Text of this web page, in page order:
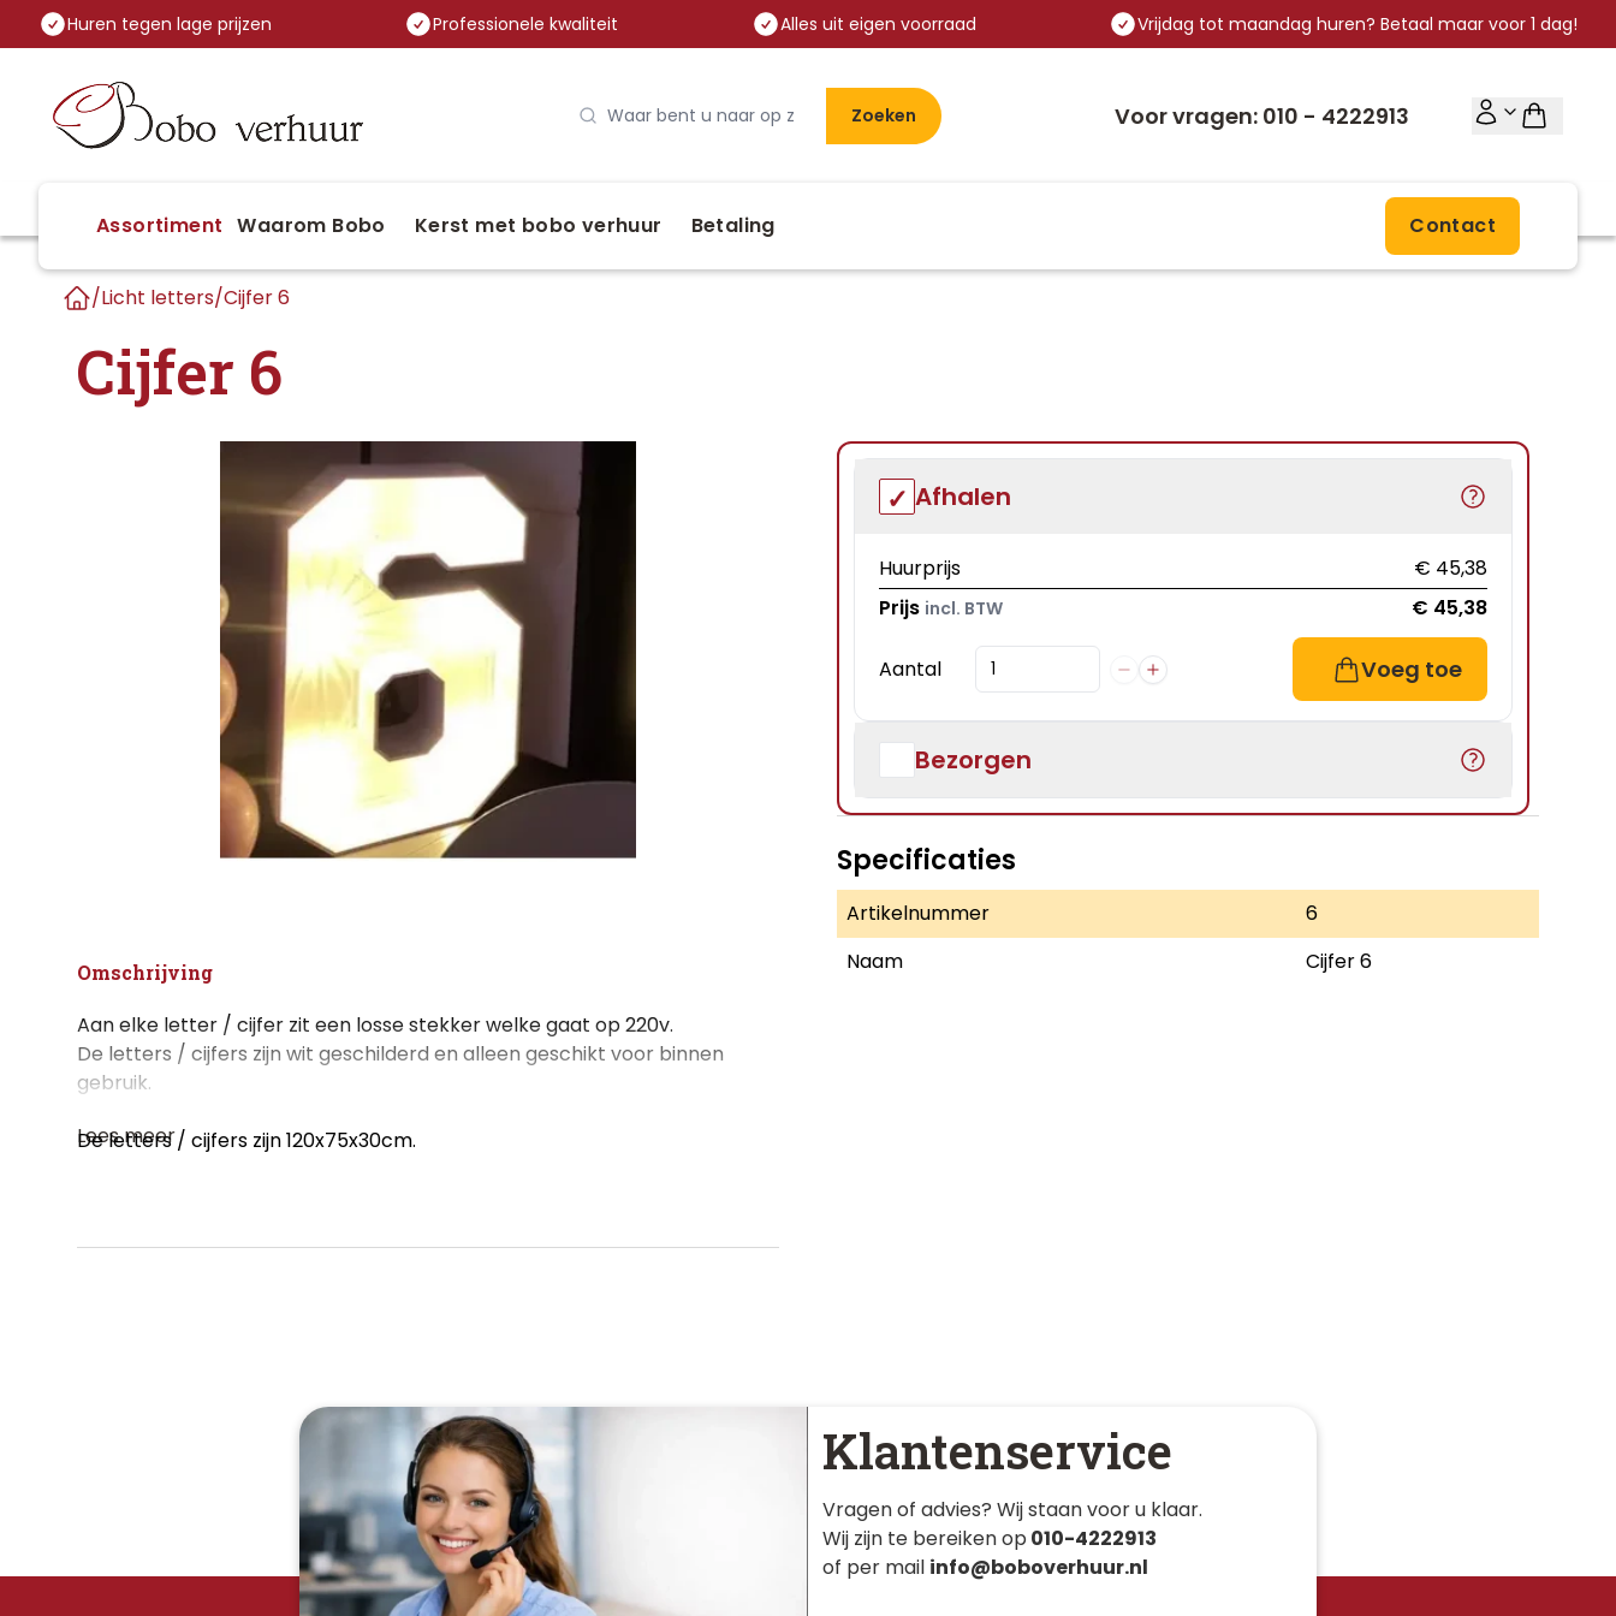
Huren tegen lage prijzen Professionele kwaliteit Alles uit eigen voorraad Vrijdag tot maandag huren? Betaal maar voor 1 dag!
Zoeken Voor vragen: 010 - 4222913
Assortiment Waarom Bobo Kerst met bobo verhuur Betaling Contact
/Licht letters/Cijfer 6
Cijfer 6
Omschrijving
Aan elke letter / cijfer zit een losse stekker welke gaat op 220v.
De letters / cijfers zijn wit geschilderd en alleen geschikt voor binnen
gebruik.
De letters / cijfers zijn 120x75x30cm.
Lees meer
Afhalen
Huurprijs
€ 45,38
Prijs incl. BTW € 45,38
Aantal Voeg toe
Bezorgen
Specificaties
Artikelnummer
6
Naam
Cijfer 6
Klantenservice
Vragen of advies? Wij staan voor u klaar.
Wij zijn te bereiken op 010-4222913
of per mail info@boboverhuur.nl